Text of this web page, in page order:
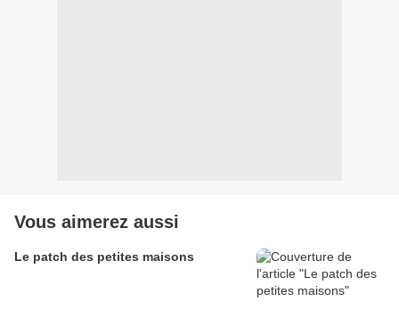
Vous aimerez aussi
Le patch des petites maisons